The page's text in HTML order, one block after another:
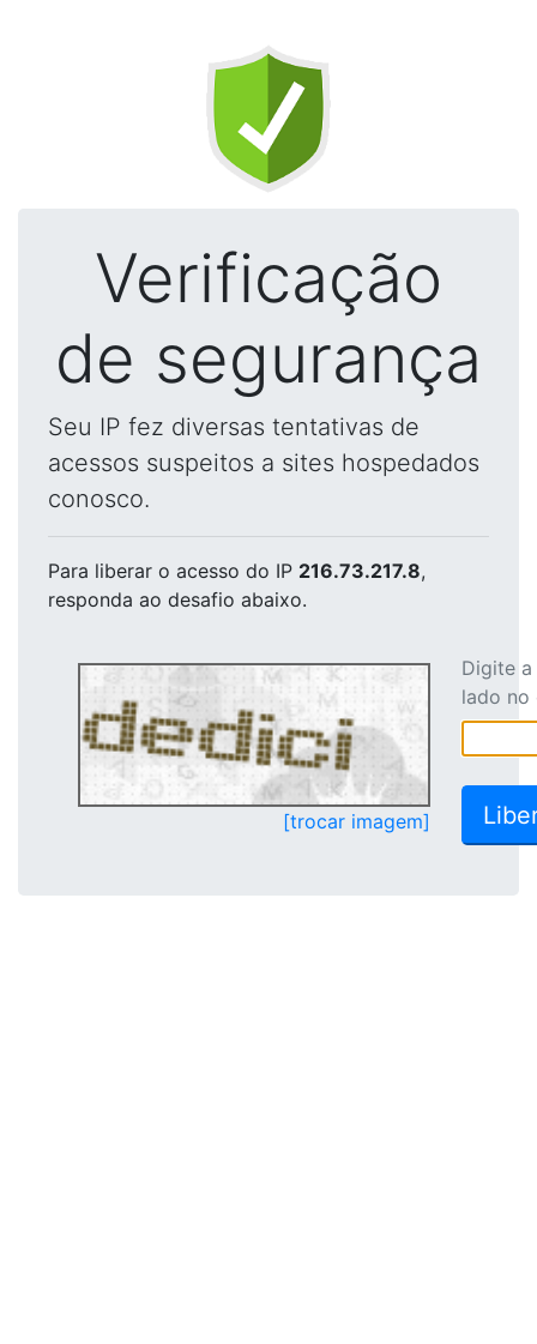
Verificação
de segurança
Seu IP fez diversas tentativas de
acessos suspeitos a sites hospedados
conosco.
Para liberar o acesso do IP 216.73.217.8,
responda ao desafio abaixo.
[trocar imagem]
Digite
lado no